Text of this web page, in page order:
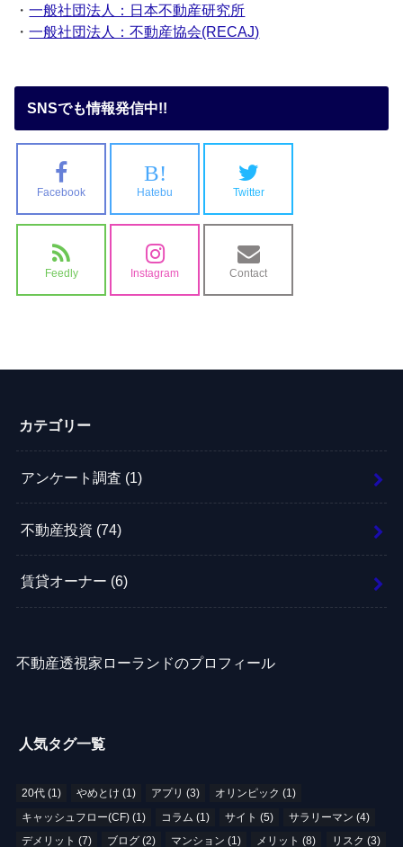
・一般社団法人：日本不動産研究所
・一般社団法人：不動産協会(RECAJ)
SNSでも情報発信中!!
Facebook
B!
Hatebu Twitter
Feedly Instagram Contact
カテゴリー
アンケート調査 (1)
不動産投資 (74)
賃貸オーナー (6)
不動産透視家ローランドのプロフィール
人気タグ一覧
20代(1) やめとけ (1) アプリ (3) オリンピック (1)
キャッシュフロー(CF)(1) コラム (1) サイト (5) サラリーマン (4)
デメリット (7) ブログ (2) マンション (1) メリット (8) リスク (3)